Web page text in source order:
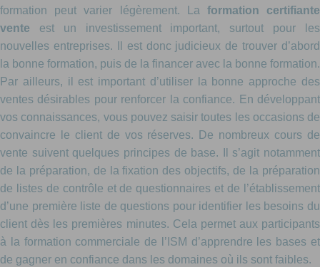
formation peut varier légèrement. La formation certifiante
vente est un investissement important, surtout pour les
nouvelles entreprises. Il est donc judicieux de trouver d’abord
la bonne formation, puis de la financer avec la bonne formation.
Par ailleurs, il est important d’utiliser la bonne approche des
ventes désirables pour renforcer la confiance. En développant
vos connaissances, vous pouvez saisir toutes les occasions de
convaincre le client de vos réserves. De nombreux cours de
vente suivent quelques principes de base. Il s’agit notamment
de la préparation, de la fixation des objectifs, de la préparation
de listes de contrôle et de questionnaires et de l’établissement
d’une première liste de questions pour identifier les besoins du
client dès les premières minutes. Cela permet aux participants
à la formation commerciale de l’ISM d’apprendre les bases et
de gagner en confiance dans les domaines où ils sont faibles.